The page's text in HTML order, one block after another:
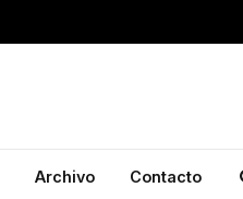
Archivo Contacto